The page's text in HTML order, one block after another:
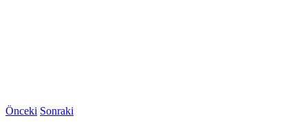
Önceki Sonraki